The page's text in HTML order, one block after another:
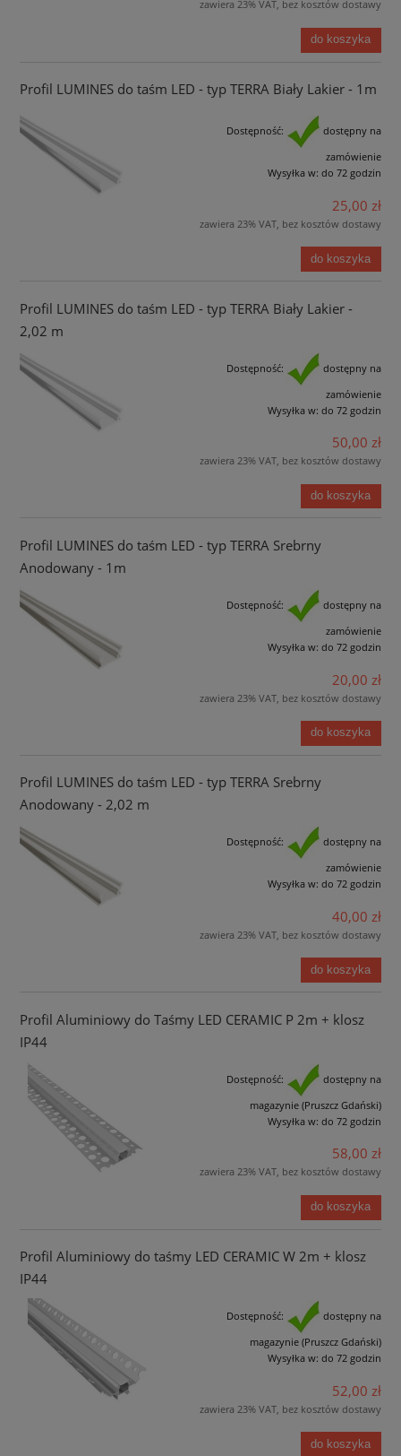
zawiera 23% VAT, bez kosztów dostawy
do koszyka
Profil LUMINES do taśm LED - typ TERRA Biały Lakier - 1m
Dostępność:
dostępny na
zamówienie
Wysyłka w: do 72 godzin
25,00 zł
zawiera 23% VAT, bez kosztów dostawy
do koszyka
Profil LUMINES do taśm LED - typ TERRA Biały Lakier -
2,02 m
Dostępność:
dostępny na
zamówienie
Wysyłka w: do 72 godzin
50,00 zł
zawiera 23% VAT, bez kosztów dostawy
do koszyka
Profil LUMINES do taśm LED - typ TERRA Srebrny
Anodowany - 1m
Dostępność:
dostępny na
zamówienie
Wysyłka w: do 72 godzin
20,00 zł
zawiera 23% VAT, bez kosztów dostawy
do koszyka
Profil LUMINES do taśm LED - typ TERRA Srebrny
Anodowany - 2,02 m
Dostępność:
dostępny na
zamówienie
Wysyłka w: do 72 godzin
40,00 zł
zawiera 23% VAT, bez kosztów dostawy
do koszyka
Profil Aluminiowy do Taśmy LED CERAMIC P 2m + klosz
IP44
Dostępność:
dostępny na
magazynie (Pruszcz Gdański)
Wysyłka w: do 72 godzin
58,00 zł
zawiera 23% VAT, bez kosztów dostawy
do koszyka
Profil Aluminiowy do taśmy LED CERAMIC W 2m + klosz
IP44
Dostępność:
dostępny na
magazynie (Pruszcz Gdański)
Wysyłka w: do 72 godzin
52,00 zł
zawiera 23% VAT, bez kosztów dostawy
do koszyka